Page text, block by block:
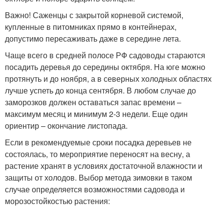
Важно! Саженцы с закрытой корневой системой,
купленные в питомниках прямо в контейнерах,
допустимо пересаживать даже в середине лета.
Чаще всего в средней полосе РФ садоводы стараются
посадить деревья до середины октября. На юге можно
протянуть и до ноября, а в северных холодных областях
лучше успеть до конца сентября. В любом случае до
заморозков должен оставаться запас времени –
максимум месяц и минимум 2-3 недели. Еще один
ориентир – окончание листопада.
Если в рекомендуемые сроки посадка деревьев не
состоялась, то мероприятие переносят на весну, а
растение хранят в условиях достаточной влажности и
защиты от холодов. Выбор метода зимовки в таком
случае определяется возможностями садовода и
морозостойкостью растения: